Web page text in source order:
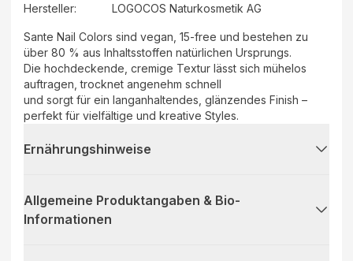
Hersteller: LOGOCOS Naturkosmetik AG
Sante Nail Colors sind vegan, 15-free und bestehen zu
über 80 % aus Inhaltsstoffen natürlichen Ursprungs.
Die hochdeckende, cremige Textur lässt sich mühelos
auftragen, trocknet angenehm schnell
und sorgt für ein langanhaltendes, glänzendes Finish –
perfekt für vielfältige und kreative Styles.
Ernährungshinweise
Allgemeine Produktangaben & Bio-
Informationen